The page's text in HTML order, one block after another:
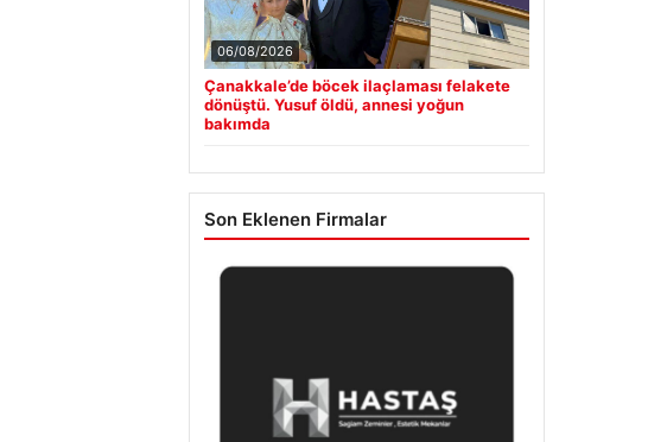
06/08/2026
Çanakkale’de böcek ilaçlaması felakete
dönüştü. Yusuf öldü, annesi yoğun
bakımda
Son Eklenen Firmalar